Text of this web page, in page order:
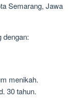
Semarang, Jawa
dengan:
menikah.
30 tahun.